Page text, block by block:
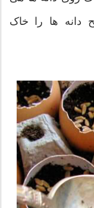
دانه ها را خاک